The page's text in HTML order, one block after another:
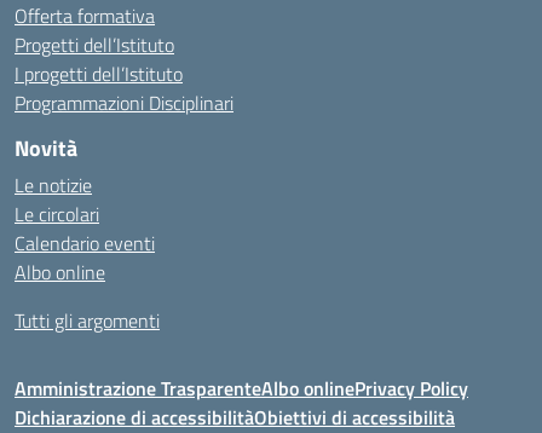
Offerta formativa
Progetti dell’Istituto
I progetti dell’Istituto
Programmazioni Disciplinari
Novità
Le notizie
Le circolari
Calendario eventi
Albo online
Tutti gli argomenti
Amministrazione TrasparenteAlbo onlinePrivacy Policy
Dichiarazione di accessibilitàObiettivi di accessibilità